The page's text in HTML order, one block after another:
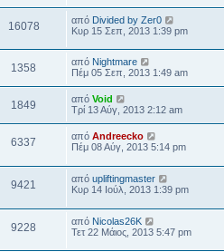
16078 από Divided by Zer0
Κυρ 15 Σεπ, 2013 1:39 pm
1358 από Nightmare
Πέμ 05 Σεπ, 2013 1:49 am
1849 από Void
Τρί 13 Αύγ, 2013 2:12 am
6337 από Andreecko
Πέμ 08 Αύγ, 2013 5:14 pm
9421 από upliftingmaster
Κυρ 14 Ιούλ, 2013 1:39 pm
9228 από Nicolas26K
Τετ 22 Μάιος, 2013 5:47 pm